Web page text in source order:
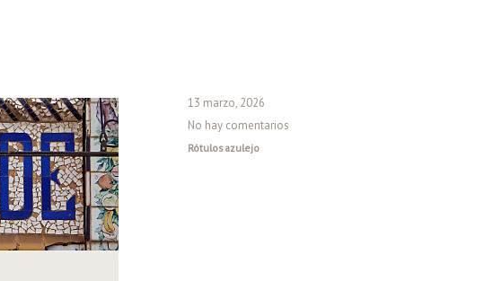
13 marzo, 2026
No hay comentarios
Rótulos azulejo